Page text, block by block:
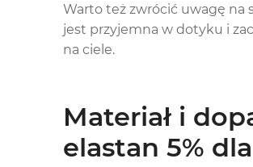
Warto też zwrócić uwagę na
jest przyjemna w dotyku i
na ciele.
Materiał i
elastan 5%